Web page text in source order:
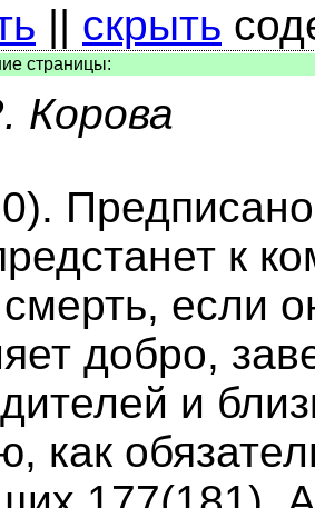
|| скрыть
страницы:
Корова
к
если
добро,
и
как